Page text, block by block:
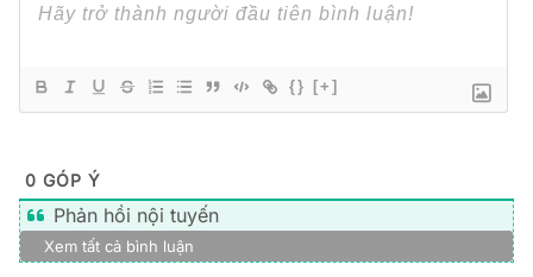
{} [+]
0 GÓP Ý
Phản hồi nội tuyến
Xem tất cả bình luận